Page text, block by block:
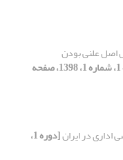
اصل علنی بودن
[دوره 1، شماره 1، 1398، صفحه
اداری در ایران [دوره 1،